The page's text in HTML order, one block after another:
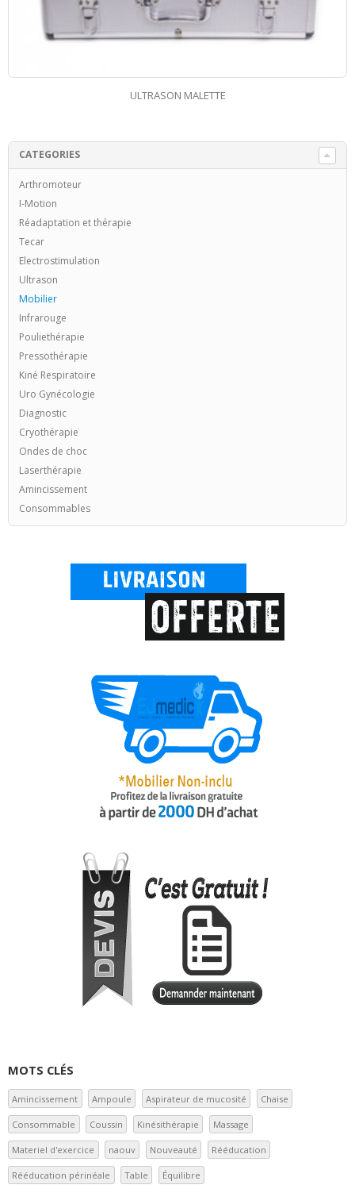
RADIOFRÉQUENCE
CATEGORIES
Arthromoteur
I-Motion
Réadaptation et thérapie
Tecar
Electrostimulation
Ultrason
Mobilier
Infrarouge
Pouliethérapie
Pressothérapie
Kiné Respiratoire
Uro Gynécologie
Diagnostic
Cryothérapie
Ondes de choc
Laserthérapie
Amincissement
Consommables
MOTS CLÉS
Amincissement Ampoule Aspirateur de mucosité Chaise
Consommable Coussin Kinésithérapie Massage
Materiel d'exercice naouv Nouveauté Rééducation
Rééducation périnéale Table Équilibre